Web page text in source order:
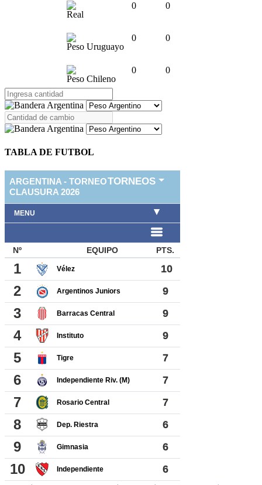
Real
0 0
Peso Uruguayo
0 0
Peso Chileno
0 0
TABLA DE FUTBOL